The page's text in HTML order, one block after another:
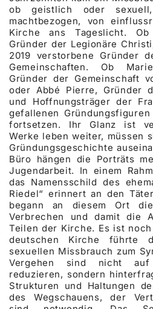
ob geistlich oder
machtbezogen, von
Kirche ans Tageslicht.
Gründer der Legionäre
2019 verstorbene Gründer
Gemeinschaften. Ob
Gründer der Gemeinschaft
oder Abbé Pierre, Gründer
und Hoffnungsträger der
gefallenen
fortsetzen. Ihr Glanz ist
Werke leben weiter, müssen
Gründungsgeschichte
Büro hängen die Porträts
Jugendarbeit. In einem
das Namensschild des
Riedel“ erinnert an den
begann an diesem Ort
Verbrechen und damit die
Teilen der Kirche. Es ist
deutschen Kirche führte
sexuellen Missbrauch zum
Vergehen sind nicht
reduzieren, sondern
Strukturen und Haltungen
des Wegschauens, der